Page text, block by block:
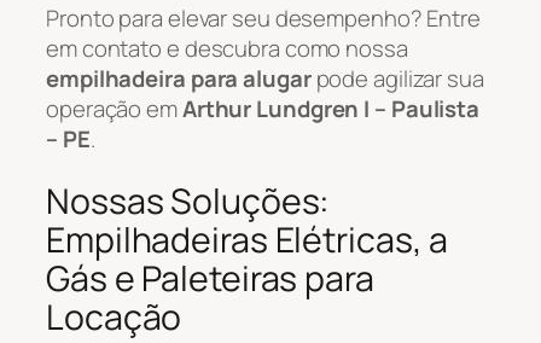
Pronto para elevar seu desempenho? Entre
em contato e descubra como nossa
empilhadeira para alugarpode agilizar sua
operação emArthur Lundgren I – Paulista
– PE.
Nossas Soluções:
Empilhadeiras Elétricas, a
Gás e Paleteiras para
Locação